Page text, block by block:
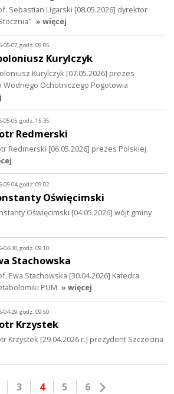
Sebastian Ligarski [08.05.2026] dyrektor
» więcej
05-07, godz. 09:05
Kurylczyk
Kurylczyk [07.05.2026] prezes
Ochotniczego Pogotowia
05-05, godz. 15:35
Redmerski
Redmerski [06.05.2026] prezes Polskiej
05-04, godz. 09:02
Oświęcimski
Oświęcimski [04.05.2026] wójt gminy
04-30, godz. 09:10
Stachowska
Ewa Stachowska [30.04.2026] Katedra
PUM » więcej
04-29, godz. 09:50
Krzystek
Krzystek [29.04.2026 r.] prezydent Szczecina
3 4 5 6